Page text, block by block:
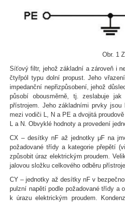
Obr. 1
Síťový filtr, jehož základní a zároveň i
čtyřpól typu dolní propust. Jeho
impedanční nepřizpůsobení, jehož
působí obousměrně, tj. zeslabuje
přístrojem. Jeho základními prvky
mezi vodiči L, N a PE a dvojitá
L a N. Obvyklé hodnoty a provedení
CX – desítky nF až jednotky μF na
požadované třídy a kategorie přepětí
způsobit úraz elektrickým proudem.
jalovou složku celkového odběru přístroje.
CY – jednotky až desítky nF v
pulzní napětí podle požadované třídy a
k úrazu elektrickým proudem.